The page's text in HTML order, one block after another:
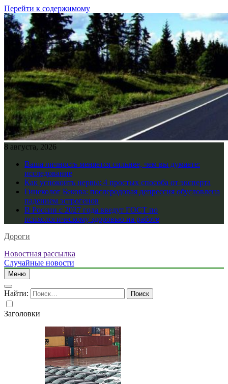
Перейти к содержимому
8 августа, 2026
Ваша личность меняется сильнее, чем вы думаете:
исследование
Как успокоить нервы: 4 простых способа от эксперта
Гинеколог Бекова: послеродовая депрессия обусловлена
падением эстрогенов
В России с 2027 года введут ГОСТ по
психологическому здоровью на работе
Дороги
Новостная рассылка
Случайные новости
Меню
Найти:
Заголовки